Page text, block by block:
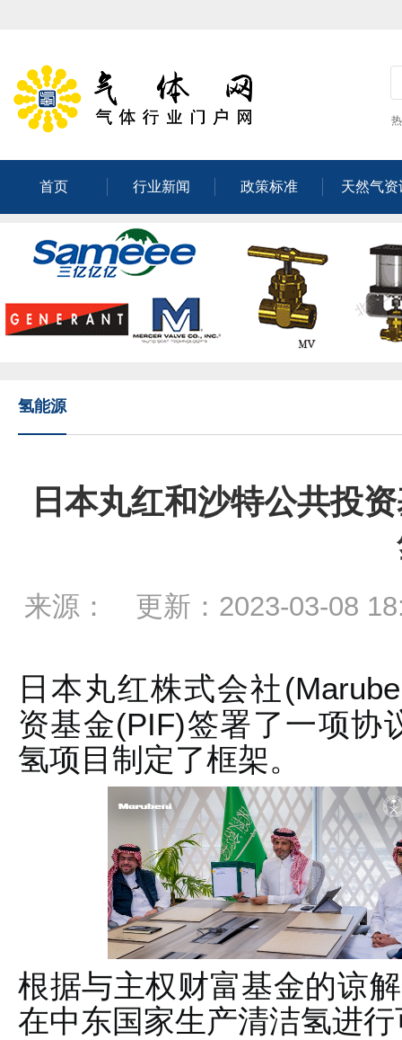
首页 行业新闻 政策标准 天然气资
氢能源
日本丸红和沙特公共投
来源： 更新：2023-03-08
日本丸红株式会社
资基金(PIF)签署了一项协
氢项目制定了框架。
根据与主权财富基金的谅
在中东国家生产清洁氢进